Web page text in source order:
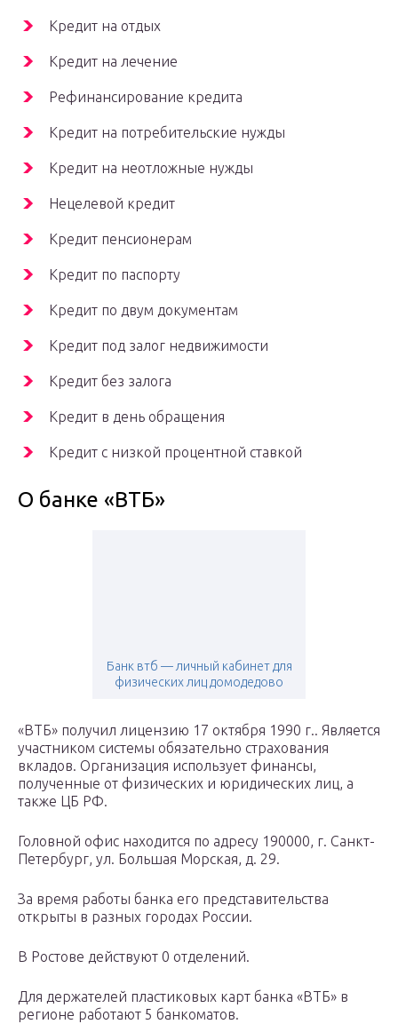
Кредит на отдых
Кредит на лечение
Рефинансирование кредита
Кредит на потребительские нужды
Кредит на неотложные нужды
Нецелевой кредит
Кредит пенсионерам
Кредит по паспорту
Кредит по двум документам
Кредит под залог недвижимости
Кредит без залога
Кредит в день обращения
Кредит с низкой процентной ставкой
О банке «ВТБ»
Банк втб — личный кабинет для
физических лиц домодедово
«ВТБ» получил лицензию 17 октября 1990 г.. Является
участником системы обязательно страхования
вкладов. Организация использует финансы,
полученные от физических и юридических лиц, а
также ЦБ РФ.
Головной офис находится по адресу 190000, г. Санкт-
Петербург, ул. Большая Морская, д. 29.
За время работы банка его представительства
открыты в разных городах России.
В Ростове действуют 0 отделений.
Для держателей пластиковых карт банка «ВТБ» в
регионе работают 5 банкоматов.